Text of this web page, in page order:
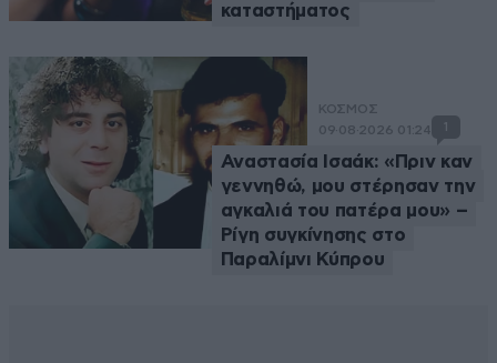
καταστήματος
ΚΟΣΜΟΣ
09·08·2026 01:24
Αναστασία Ισαάκ: «Πριν καν
γεννηθώ, μου στέρησαν την
αγκαλιά του πατέρα μου» –
Ρίγη συγκίνησης στο
Παραλίμνι Κύπρου